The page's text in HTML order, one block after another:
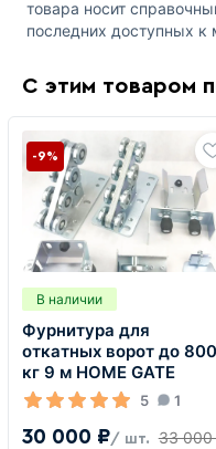
товара носит
последних доступных к
С этим товаром
В наличии
Фурнитура для
откатных ворот до 800
кг 9 м HOME GATE
5 1
30 000 ₽/ шт. 33 000
-9%